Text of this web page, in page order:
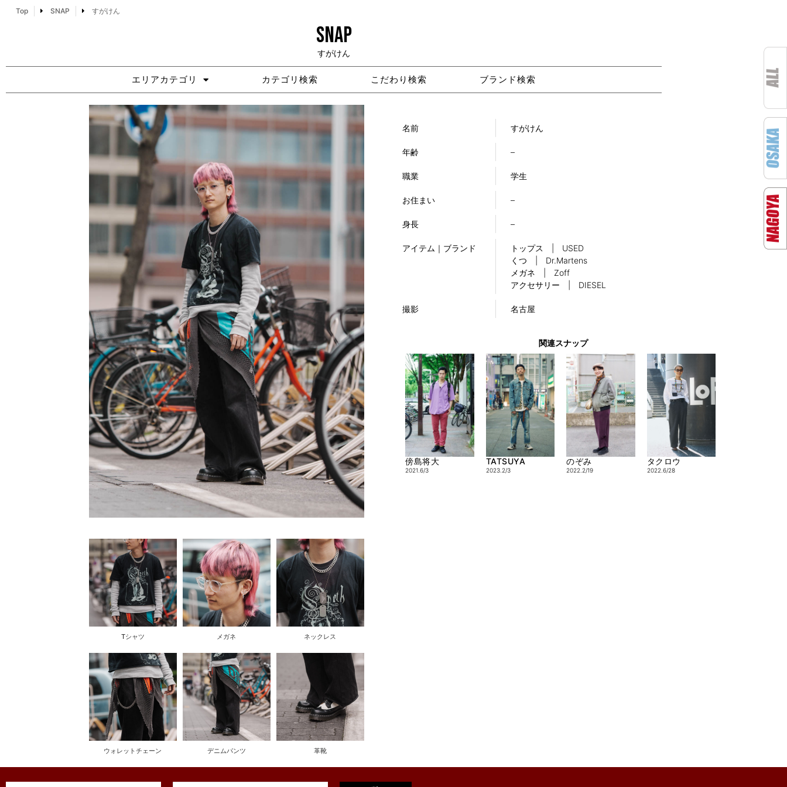
Top SNAP すがけん
SNAP
すがけん
エリアカテゴリ カテゴリ検索 こだわり検索 ブランド検索
Tシャツ メガネ ネックレス
ウォレットチェーン デニムパンツ 革靴
名前 すがけん
年齢 –
職業 学生
お住まい –
身長 –
アイテム｜ブランド
トップス | USED
くつ | Dr.Martens
メガネ | Zoff
アクセサリー | DIESEL
撮影 名古屋
関連スナップ
傍島将大
2021.6/3
TATSUYA
2023.2/3
のぞみ
2022.2/19
タクロウ
2022.6/28